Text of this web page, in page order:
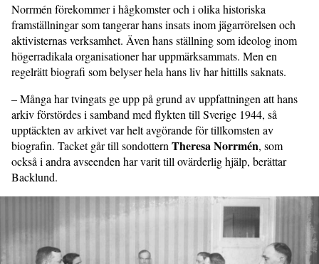
Norrmén förekommer i hågkomster och i olika historiska
framställningar som tangerar hans insats inom jägarrörelsen och
aktivisternas verksamhet. Även hans ställning som ideolog inom
högerradikala organisationer har uppmärksammats. Men en
regelrätt biografi som belyser hela hans liv har hittills saknats.
– Många har tvingats ge upp på grund av uppfattningen att hans
arkiv förstördes i samband med flykten till Sverige 1944, så
upptäckten av arkivet var helt avgörande för tillkomsten av
biografin. Tacket går till sondotternTheresa Norrmén, som
också i andra avseenden har varit till ovärderlig hjälp, berättar
Backlund.